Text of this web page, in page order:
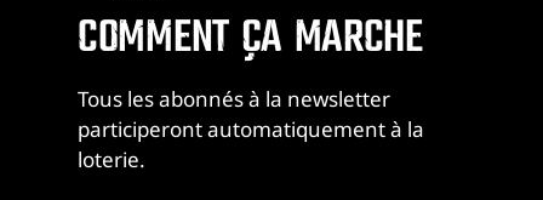
COMMENT ÇA MARCHE
Tous les abonnés à la newsletter
participeront automatiquement à la
loterie.